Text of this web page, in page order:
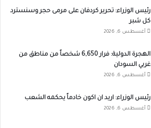
رئيس الوزراء: تحرير كردفان على مرمى حجر وسنسترد
كل شبر
أغسطس 6, 2026
الهجرة الدولية: فرار 6,650 شخصاً من مناطق من
غربي السودان
أغسطس 6, 2026
رئيس الوزراء: اريد ان اكون خادماً يحكمه الشعب
أغسطس 6, 2026